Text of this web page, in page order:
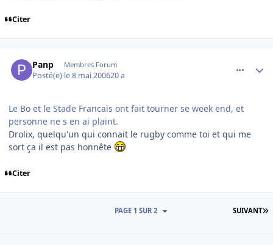
Citer
Panp Membres Forum
Posté(e) le 8 mai 200620 a
Le Bo et le Stade Francais ont fait tourner se week end, et
personne ne s en ai plaint.
Drolix, quelqu'un qui connait le rugby comme toi et qui me
sort ça il est pas honnête
Citer
SUIVANT
PAGE 1 SUR 2